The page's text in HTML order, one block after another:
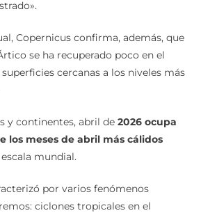
Copernicus confirma, además, que
se ha recuperado poco en el
cercanas a los niveles más
y continentes, abril de 2026 ocupa
los meses de abril más cálidos
mundial.
por varios fenómenos
ciclones tropicales en el